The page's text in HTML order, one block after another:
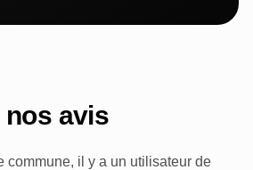
nos avis
commune, il y a un utilisateur de